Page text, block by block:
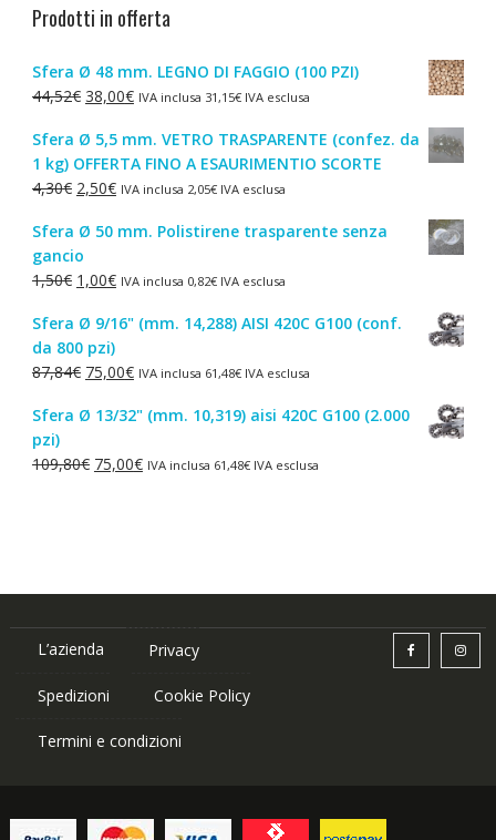
Prodotti in offerta
Sfera Ø 48 mm. LEGNO DI FAGGIO (100 PZI)
44,52€ Il
originale
era:
44,52€.
38,00€Il
attuale
è:
38,00€.
IVA inclusa 31,15€IVA esclusa
Sfera Ø 5,5 mm. VETRO TRASPARENTE (confez. da
1 kg) OFFERTA FINO A ESAURIMENTIO SCORTE
4,30€ Il
originale
era:
4,30€.
2,50€Il
attuale
2,50€.
IVA inclusa 2,05€IVA esclusa
Sfera Ø 50 mm. Polistirene trasparente senza
gancio
1,50€ Il
originale
era:
1,50€.
1,00€Il
attuale
è:
1,00€.
IVA inclusa 0,82€IVA esclusa
Sfera Ø 9/16" (mm. 14,288) AISI 420C G100 (conf.
da 800 pzi)
87,84€ Il
originale
87,84€.
75,00€Il
attuale
75,00€.
IVA inclusa 61,48€IVA esclusa
Sfera Ø 13/32" (mm. 10,319) aisi 420C G100 (2.000
pzi)
109,80€ Il
75,00€IlIVA inclusa 61,48€IVA esclusa
L’azienda Privacy
Spedizioni Cookie Policy
Termini e condizioni